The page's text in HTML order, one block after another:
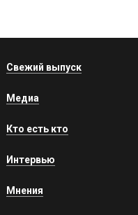
Свежий выпуск
Медиа
Кто есть кто
Интервью
Мнения